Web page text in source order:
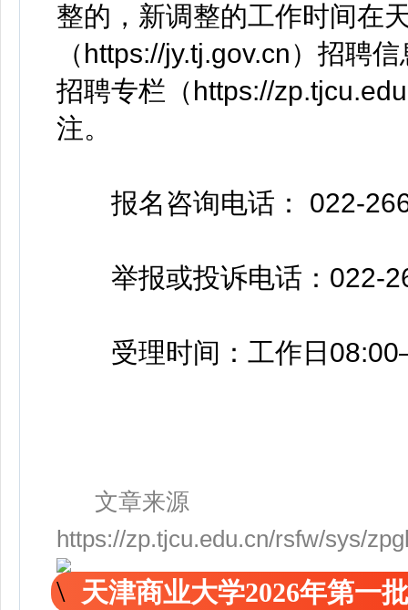
整的，新调整的工作时间在
（https://jy.tj.gov.cn）招聘
招聘专栏（https://
注。
报名咨询电话： 022-
举报或投诉电话：022-
受理时间：工作日
文章来源
https://zp.tjcu.edu.cn/rsfw/sys/
天津商业大学2026年第一